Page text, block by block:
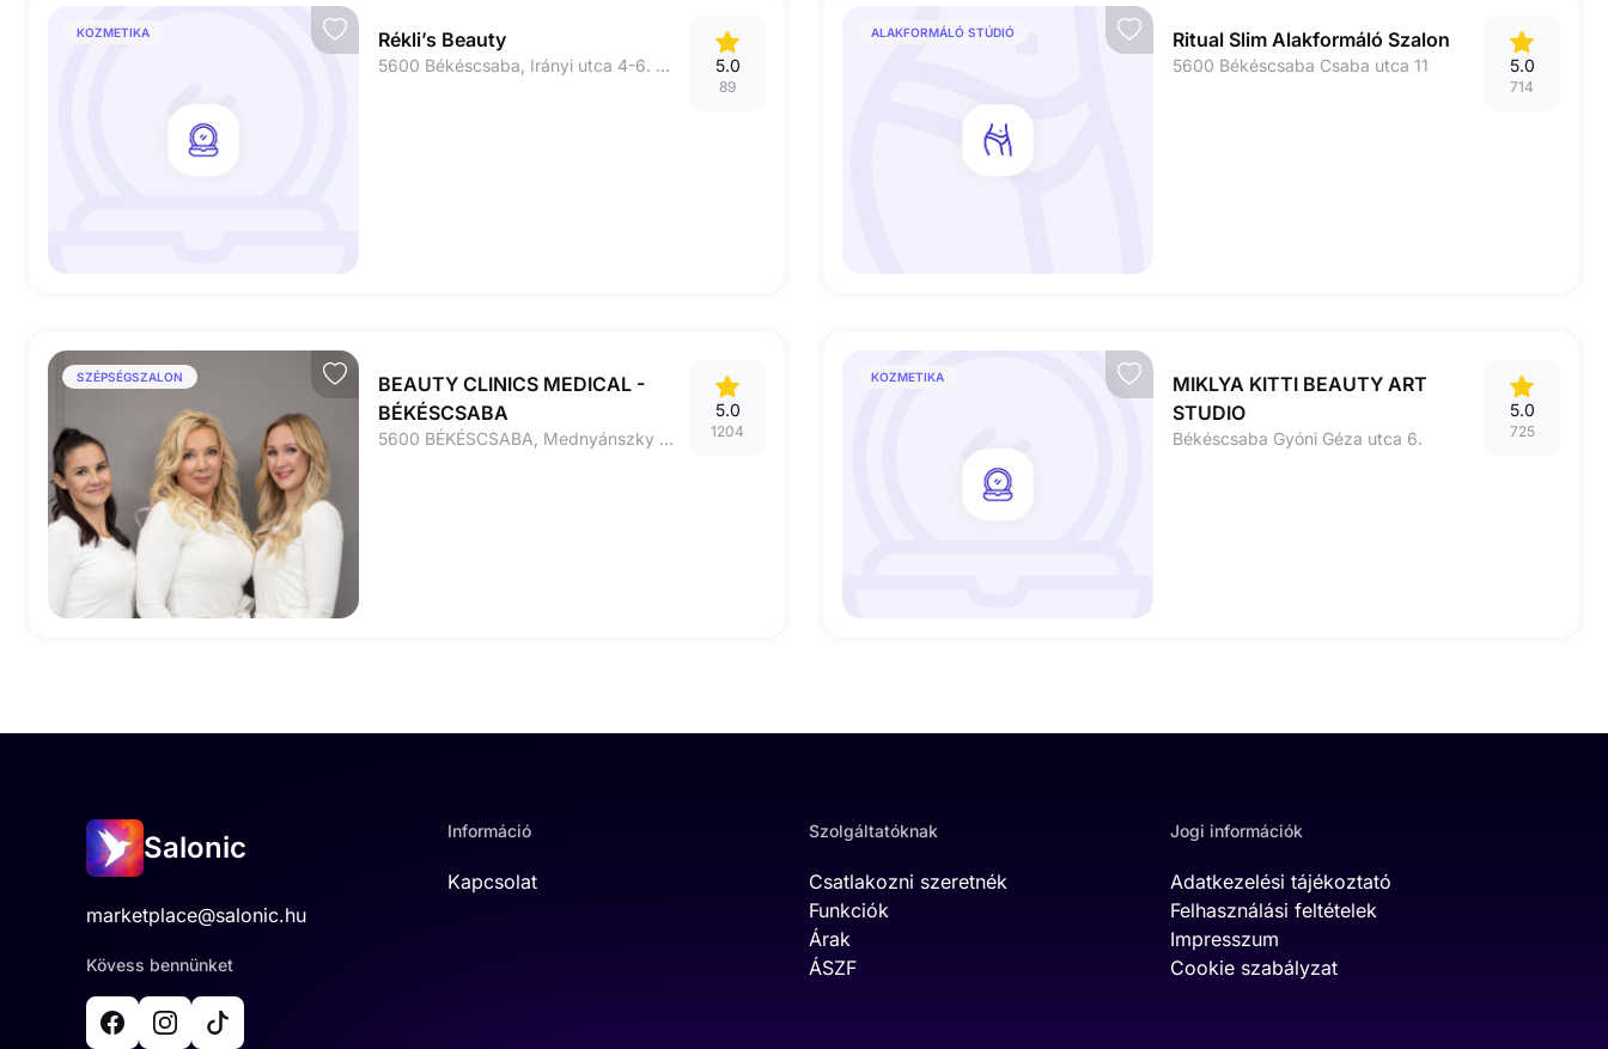
KOZMETIKA Rékli’s Beauty
5600 Békéscsaba, Irányi utca 4-6. (Nagy Imre tér) 5.0
89
ALAKFORMÁLÓ STÚDIÓ Ritual Slim Alakformáló Szalon
5600 Békéscsaba Csaba utca 11 5.0
714
SZÉPSÉGSZALON
BEAUTY CLINICS MEDICAL -
BÉKÉSCSABA
5600 BÉKÉSCSABA, Mednyánszky utca 12.
5.0
1204
KOZMETIKA
MIKLYA KITTI BEAUTY ART
STUDIO
Békéscsaba Gyóni Géza utca 6.
5.0
725
Salonic
marketplace@salonic.hu
Kövess bennünket
Információ
Kapcsolat
Szolgáltatóknak
Csatlakozni szeretnék
Funkciók
Árak
ÁSZF
Jogi információk
Adatkezelési tájékoztató
Felhasználási feltételek
Impresszum
Cookie szabályzat